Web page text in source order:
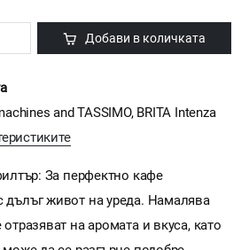
Добави в количката
and TASSIMO, BRITA Intenza
За перфектно кафе
дълъг живот на уреда. Намалява
на аромата и вкуса, като